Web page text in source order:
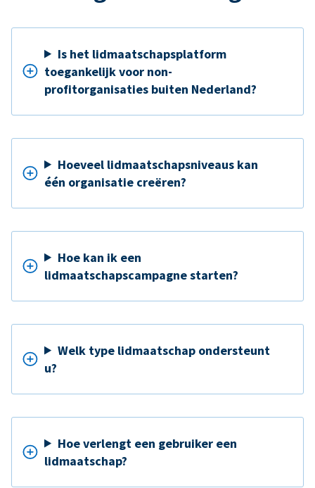
Is het lidmaatschapsplatform
toegankelijk voor non-
profitorganisaties buiten Nederland?
Hoeveel lidmaatschapsniveaus kan
één organisatie creëren?
Hoe kan ik een
lidmaatschapscampagne starten?
Welk type lidmaatschap ondersteunt
u?
Hoe verlengt een gebruiker een
lidmaatschap?